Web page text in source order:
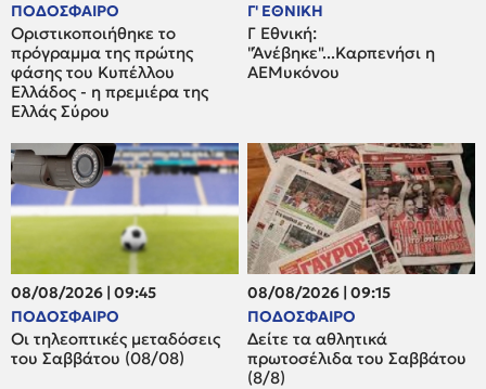
ΠΟΔΟΣΦΑΙΡΟ
Οριστικοποιήθηκε το
πρόγραμμα της πρώτης
φάσης του Κυπέλλου
Ελλάδος - η πρεμιέρα της
Ελλάς Σύρου
Γ' ΕΘΝΙΚΗ
Γ Εθνική:
"Άνέβηκε"...Καρπενήσι η
ΑΕΜυκόνου
08/08/2026 | 09:45
ΠΟΔΟΣΦΑΙΡΟ
Οι τηλεοπτικές μεταδόσεις
του Σαββάτου (08/08)
08/08/2026 | 09:15
ΠΟΔΟΣΦΑΙΡΟ
Δείτε τα αθλητικά
πρωτοσέλιδα του Σαββάτου
(8/8)